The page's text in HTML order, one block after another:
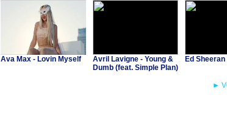
Ava Max - Lovin Myself
Avril Lavigne - Young &
Dumb (feat. Simple Plan)
Ed
►